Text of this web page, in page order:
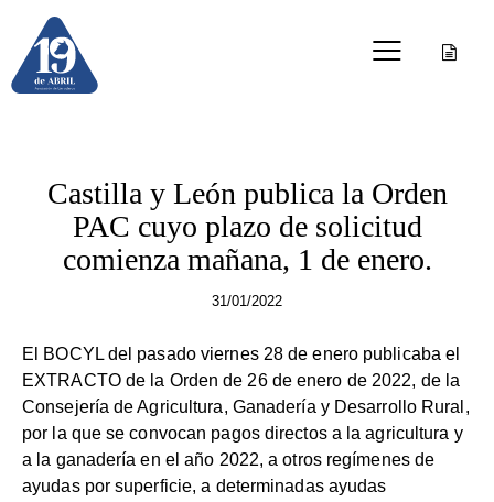
Castilla y León publica la Orden
PAC cuyo plazo de solicitud
comienza mañana, 1 de enero.
31/01/2022
El BOCYL del pasado viernes 28 de enero publicaba el
EXTRACTO de la Orden de 26 de enero de 2022, de la
Consejería de Agricultura, Ganadería y Desarrollo Rural,
por la que se convocan pagos directos a la agricultura y
a la ganadería en el año 2022, a otros regímenes de
ayudas por superficie, a determinadas ayudas